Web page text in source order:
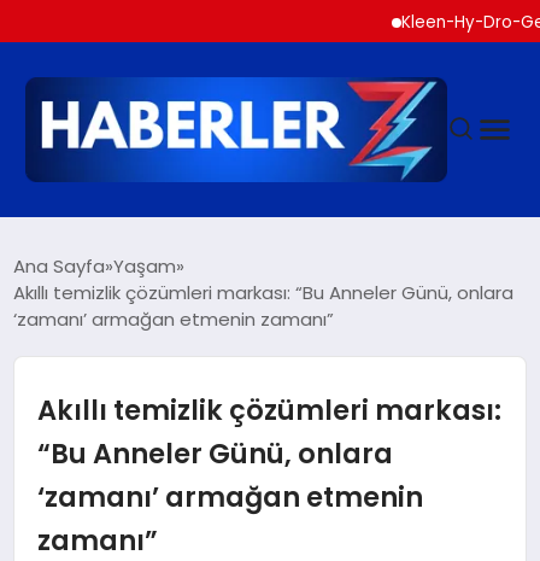
Kleen-Hy-Dro-Gen
SIYASET
DÜNYA
EKONOMI
SPOR
Ana Sayfa Yaşam
Akıllı temizlik çözümleri markası: “Bu Anneler Günü, onlara
‘zamanı’ armağan etmenin zamanı”
Akıllı temizlik çözümleri markası:
“Bu Anneler Günü, onlara
‘zamanı’ armağan etmenin
zamanı”